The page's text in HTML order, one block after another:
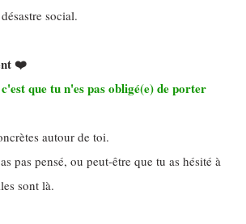
social.
❤️
que tu n'es pas obligé(e) de porter
autour de toi.
pas pensé, ou peut-être que tu as hésité à
sont là.